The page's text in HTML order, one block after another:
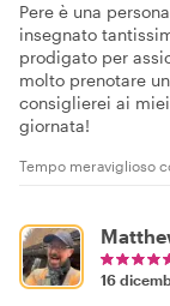
Pere è una
insegnato
prodigato per
molto prenotare
consiglierei ai
giornata!
Tempo meraviglioso
16